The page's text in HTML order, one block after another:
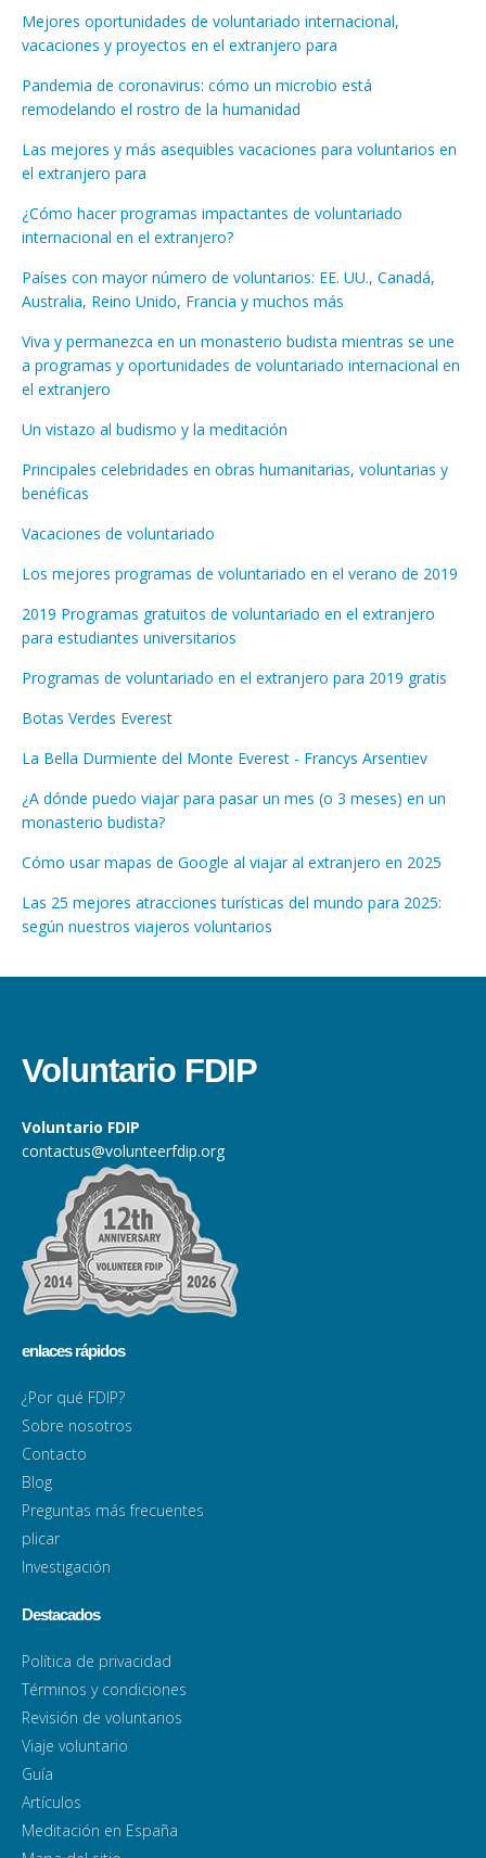
Mejores oportunidades de voluntariado internacional,
vacaciones y proyectos en el extranjero para
Pandemia de coronavirus: cómo un microbio está
remodelando el rostro de la humanidad
Las mejores y más asequibles vacaciones para voluntarios en
el extranjero para
¿Cómo hacer programas impactantes de voluntariado
internacional en el extranjero?
Países con mayor número de voluntarios: EE. UU., Canadá,
Australia, Reino Unido, Francia y muchos más
Viva y permanezca en un monasterio budista mientras se une
a programas y oportunidades de voluntariado internacional en
el extranjero
Un vistazo al budismo y la meditación
Principales celebridades en obras humanitarias, voluntarias y
benéficas
Vacaciones de voluntariado
Los mejores programas de voluntariado en el verano de 2019
2019 Programas gratuitos de voluntariado en el extranjero
para estudiantes universitarios
Programas de voluntariado en el extranjero para 2019 gratis
Botas Verdes Everest
La Bella Durmiente del Monte Everest - Francys Arsentiev
¿A dónde puedo viajar para pasar un mes (o 3 meses) en un
monasterio budista?
Cómo usar mapas de Google al viajar al extranjero en 2025
Las 25 mejores atracciones turísticas del mundo para 2025:
según nuestros viajeros voluntarios
Voluntario FDIP
Voluntario FDIP
contactus@volunteerfdip.org
enlaces rápidos
¿Por qué FDIP?
Sobre nosotros
Contacto
Blog
Preguntas más frecuentes
plicar
Investigación
Destacados
Política de privacidad
Términos y condiciones
Revisión de voluntarios
Viaje voluntario
Guía
Artículos
Meditación en España